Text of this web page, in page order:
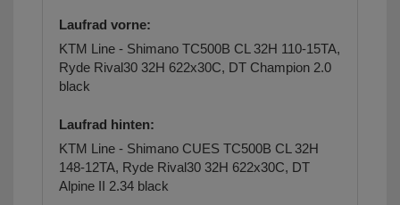
Laufrad vorne:
KTM Line - Shimano TC500B CL 32H 110-15TA,
Ryde Rival30 32H 622x30C, DT Champion 2.0
black
Laufrad hinten:
KTM Line - Shimano CUES TC500B CL 32H
148-12TA, Ryde Rival30 32H 622x30C, DT
Alpine II 2.34 black